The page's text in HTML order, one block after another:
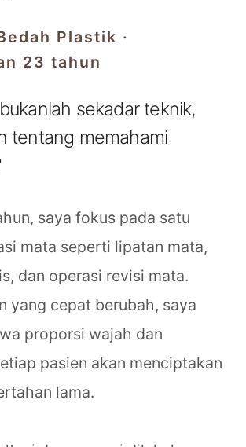
Plastik ·
23 tahun
sekadar teknik,
tentang memahami
saya fokus pada satu
mata seperti lipatan mata,
dan operasi revisi mata.
yang cepat berubah, saya
proporsi wajah dan
pasien akan menciptakan
lama.